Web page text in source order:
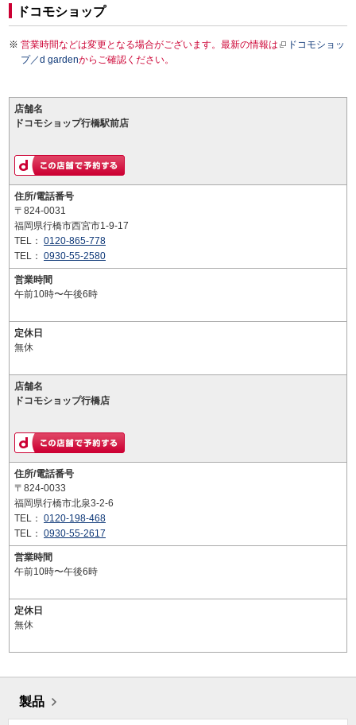
ドコモショップ
営業時間などは変更となる場合がございます。最新の情報は
ドコモショッ
プ／d gardenからご確認ください。
店舗名
ドコモショップ行橋駅前店
住所/電話番号
〒824-0031
福岡県行橋市西宮市1-9-17
TEL： 0120-865-778
TEL： 0930-55-2580
営業時間
午前10時〜午後6時
定休日
無休
店舗名
ドコモショップ行橋店
住所/電話番号
〒824-0033
福岡県行橋市北泉3-2-6
TEL： 0120-198-468
TEL： 0930-55-2617
営業時間
午前10時〜午後6時
定休日
無休
製品